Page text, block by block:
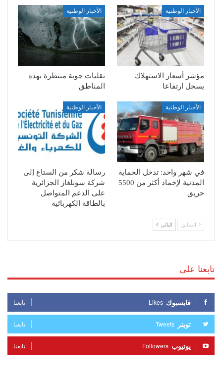
الأخبار الوطنية
مؤشر أسعار الاستهلاك
يسجل ارتفاعا
الأخبار الوطنية
تقلبات جوية منتظرة بهذه
المناطق
الأخبار الوطنية
في شهر واحد: تدخل الحماية
المدنية لإخماد أكثر من 5500
حريق
الأخبار الوطنية
رسالة شكر من الستاغ إلى
شركة سونلغاز الجزائرية
على الدعم المتواصل
بالطاقة الكهربائية
السابق التالي
تابعنا على
فايسبوك Likes تابعنا
تويتر Tweets تابعنا
يوتيوب Followers تابعنا